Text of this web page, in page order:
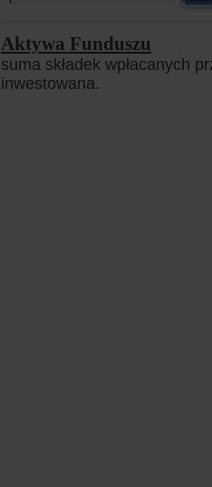
Aktywa Funduszu
suma składek wpłacanych
inwestowana.